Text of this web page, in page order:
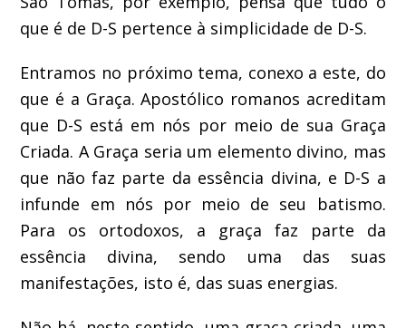
que é de D-S pertence à simplicidade de D-S.
Entramos no próximo tema, conexo a este, do
que é a Graça. Apostólico romanos acreditam
que D-S está em nós por meio de sua Graça
Criada. A Graça seria um elemento divino, mas
que não faz parte da essência divina, e D-S a
infunde em nós por meio de seu batismo.
Para os ortodoxos, a graça faz parte da
essência divina, sendo uma das suas
manifestações, isto é, das suas energias.